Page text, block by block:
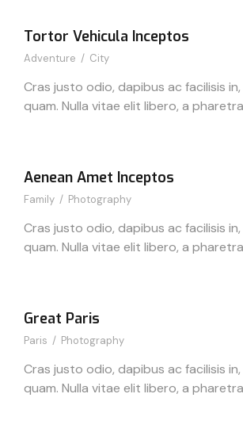
Tortor Vehicula Inceptos
Adventure / City
Cras justo odio, dapibus ac facilisis
quam. Nulla vitae elit libero, a
Aenean Amet Inceptos
Family / Photography
Cras justo odio, dapibus ac facilisis
quam. Nulla vitae elit libero, a
Great Paris
Paris / Photography
Cras justo odio, dapibus ac facilisis
quam. Nulla vitae elit libero, a